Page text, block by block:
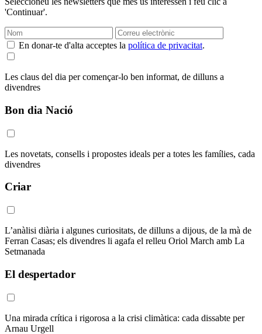
'Continuar'.
En donar-te d'alta acceptes la política de privacitat.
Les claus del dia per començar-lo ben informat, de dilluns a
divendres
Bon dia Nació
Les novetats, consells i propostes ideals per a totes les famílies, cada
divendres
Criar
L’anàlisi diària i algunes curiositats, de dilluns a dijous, de la mà de
Ferran Casas; els divendres li agafa el relleu Oriol March amb La
Setmanada
El despertador
Una mirada crítica i rigorosa a la crisi climàtica: cada dissabte per
Arnau Urgell